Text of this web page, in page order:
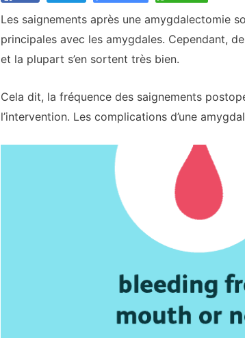
Les saignements après une amygdalectomie
principales avec les amygdales. Cependant,
et la plupart s’en sortent très bien.
Cela dit, la fréquence des saignements
l’intervention. Les complications d’une